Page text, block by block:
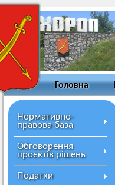
Головна
Нормативно-
правова база
Обговорення
проєктів рішень
Податки